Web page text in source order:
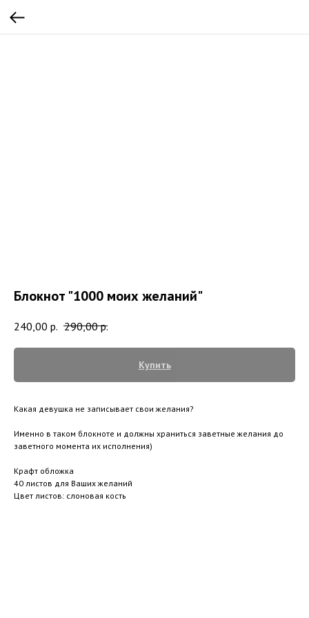
Блокнот "1000 моих желаний"
240,00 р. 290,00 р.
Купить
Какая девушка не записывает свои желания?
Именно в таком блокноте и должны храниться заветные желания до
заветного момента их исполнения)
Крафт обложка
40 листов для Ваших желаний
Цвет листов: слоновая кость